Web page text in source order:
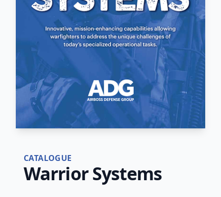
CATALOGUE
Warrior Systems